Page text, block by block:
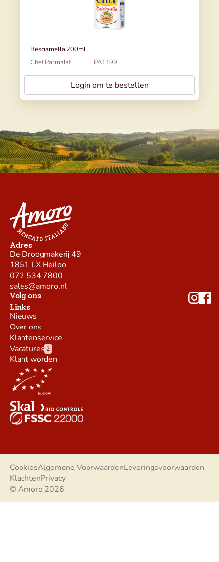
Besciamella 200ml
Chef Parmalat
PA1199
Login om te bestellen
Adres
De Droogmakerij 49
1851 LX Heiloo
072 534 7800
sales@amoro.nl
Volg ons
Links
Nieuws
Over ons
Klantenservice
Vacatures 2
Klant worden
© Amoro 2026
CookiesAlgemene VoorwaardenLeveringsvoorwaarden
KlachtenPrivacy